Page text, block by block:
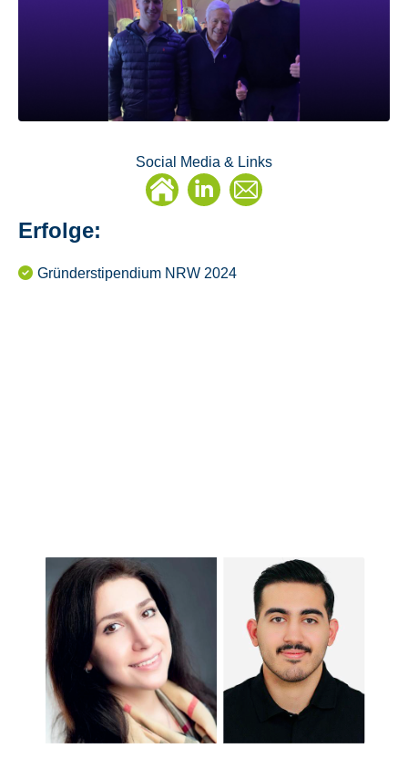
Social Media & Links
Linkedin
E-
Erfolge:
Gründerstipendium NRW 2024